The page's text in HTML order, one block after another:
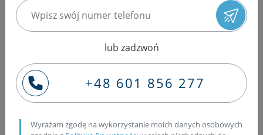
pompom wysokiego ciśnienia z układu Common Rail i
jednostkowym pompom z układu PLD. Dzięki
doświadczeniu zdobytemu przez lata pracy z silnikami
diesla posiadamy zarówno wiedzę, jak i specjalistycznie
wyposażoną pracownię, umożliwiającą nam świadczenie
usług autoryzowanej stacji obsługi. Posiadamy
dedykowane do napraw wtryskiwaczy i
pompowtryskiwaczy stoły probiercze EPS, stacje
diagnostyczne i cyfrowe narzędzia, takie jak mikroskopy i
lub zadzwoń
+48 601 856 277
Wyrażam zgodę na wykorzystanie moich danych osobowych